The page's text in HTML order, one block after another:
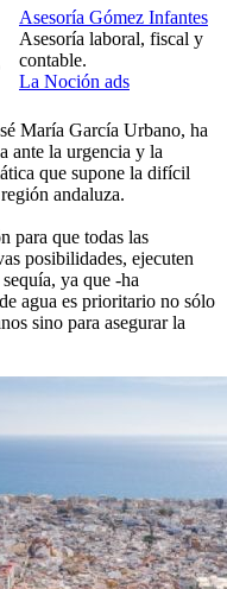
Asesoría Gómez Infantes
Asesoría laboral, fiscal y
contable.
La Noción ads
María García Urbano, ha
ante la urgencia y la
que supone la difícil
andaluza.
para que todas las
posibilidades, ejecuten
ya que -ha
agua es prioritario no sólo
sino para asegurar la